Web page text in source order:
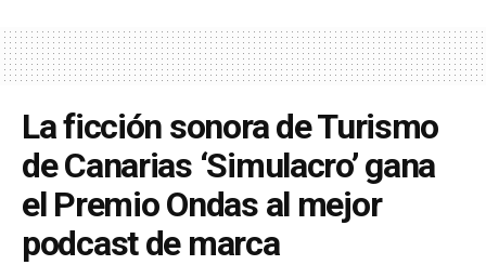
La ficción sonora de Turismo
de Canarias ‘Simulacro’ gana
el Premio Ondas al mejor
podcast de marca